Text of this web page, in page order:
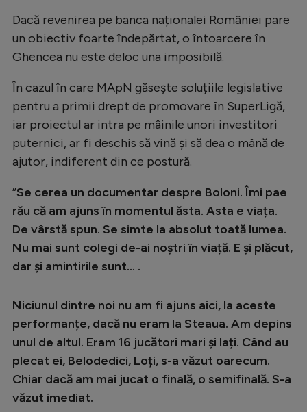
Intră în cont
Creează cont
Dacă revenirea pe banca naționalei României pare
un obiectiv foarte îndepărtat, o întoarcere în
Ghencea nu este deloc una imposibilă.
În cazul în care MApN găsește soluțiile legislative
pentru a primii drept de promovare în SuperLigă,
iar proiectul ar intra pe mâinile unori investitori
puternici, ar fi deschis să vină și să dea o mână de
ajutor, indiferent din ce postură.
”Se cerea un documentar despre Boloni. Îmi pae
rău că am ajuns în momentul ăsta. Asta e viața.
De vârstă spun. Se simte la absolut toată lumea.
Nu mai sunt colegi de-ai noștri în viață. E și plăcut,
dar și amintirile sunt... .
Niciunul dintre noi nu am fi ajuns aici, la aceste
performanțe, dacă nu eram la Steaua. Am depins
unul de altul. Eram 16 jucători mari și lați. Când au
plecat ei, Belodedici, Loți, s-a văzut oarecum.
Chiar dacă am mai jucat o finală, o semifinală. S-a
văzut imediat.